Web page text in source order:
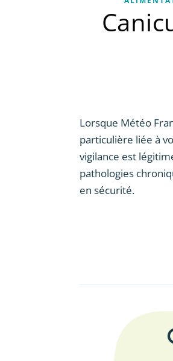
Lorsque Météo
particulière liée à
vigilance est
pathologies
en sécurité.